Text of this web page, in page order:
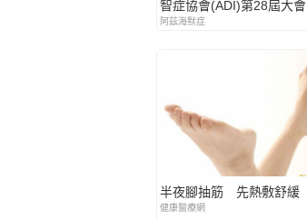
智症協會(ADI)第28屆大會
阿茲海默症
半夜腳抽筋 先熱敷舒緩
健康醫療網